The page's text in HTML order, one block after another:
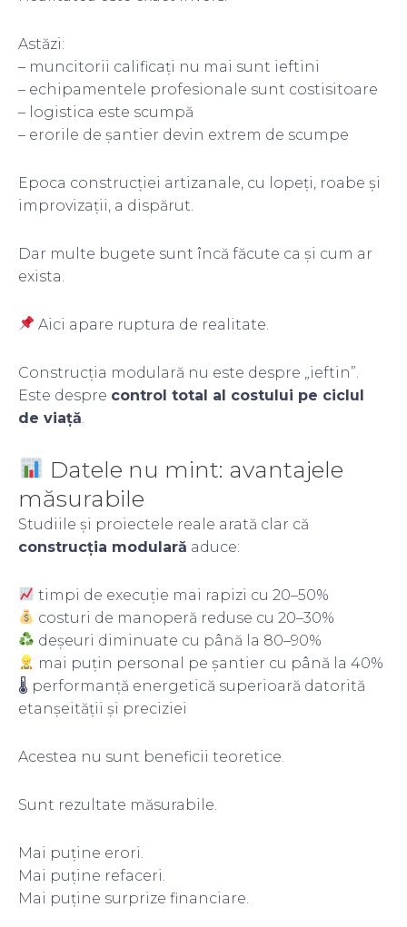
Astăzi:
– muncitorii calificați nu mai sunt ieftini
– echipamentele profesionale sunt costisitoare
– logistica este scumpă
– erorile de șantier devin extrem de scumpe
Epoca construcției artizanale, cu lopeți, roabe și
improvizații, a dispărut.
Dar multe bugete sunt încă făcute ca și cum ar
exista.
Aici apare ruptura de realitate.
Construcția modulară nu este despre „ieftin”.
Este despre control total al costului pe ciclul
de viață
Datele nu mint: avantajele
măsurabile
Studiile și proiectele reale arată clar că
construcția modulară aduce:
timpi de execuție mai rapizi cu 20–50%
costuri de manoperă reduse cu 20–30%
deșeuri diminuate cu până la 80–90%
mai puțin personal pe șantier cu până la 40%
🌡 performanță energetică superioară datorită
etanșeității și preciziei
Acestea nu sunt beneficii teoretice.
Sunt rezultate măsurabile.
Mai puține erori.
Mai puține refaceri.
Mai puține surprize financiare.